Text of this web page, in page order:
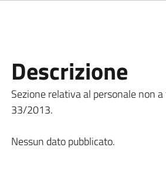
Descrizione
Sezione relativa al personale non
33/2013.
Nessun dato pubblicato.